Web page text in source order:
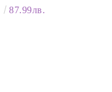
87.99лв.